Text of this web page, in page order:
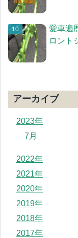
愛車遍
ロント
アーカイブ
2023年
7月
2022年
2021年
2020年
2019年
2018年
2017年